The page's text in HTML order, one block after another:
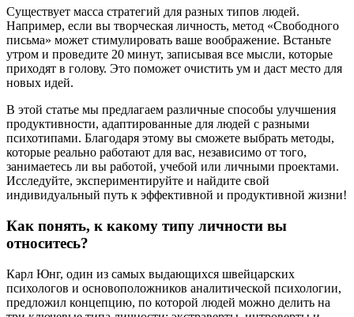
Существует масса стратегий для разных типов людей.
Например, если вы творческая личность, метод «Свободного
письма» может стимулировать ваше воображение. Встаньте
утром и проведите 20 минут, записывая все мысли, которые
приходят в голову. Это поможет очистить ум и даст место для
новых идей.
В этой статье мы предлагаем различные способы улучшения
продуктивности, адаптированные для людей с разными
психотипами. Благодаря этому вы сможете выбрать методы,
которые реально работают для вас, независимо от того,
занимаетесь ли вы работой, учебой или личными проектами.
Исследуйте, экспериментируйте и найдите свой
индивидуальный путь к эффективной и продуктивной жизни!
Как понять, к какому типу личности вы
относитесь?
Карл Юнг, один из самых выдающихся швейцарских
психологов и основоположников аналитической психологии,
предложил концепцию, по которой людей можно делить на